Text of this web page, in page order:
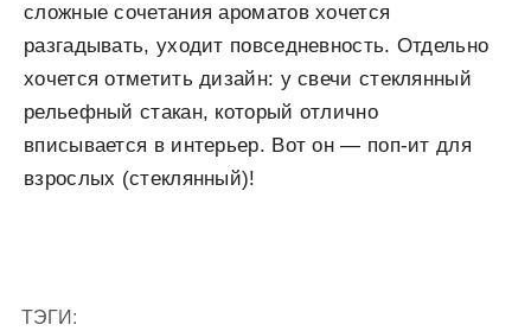
сложные сочетания ароматов хочется
разгадывать, уходит повседневность. Отдельно
хочется отметить дизайн: у свечи стеклянный
рельефный стакан, который отлично
вписывается в интерьер. Вот он — поп-ит для
взрослых (стеклянный)!
ТЭГИ: